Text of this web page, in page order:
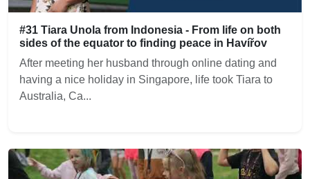
#31 Tiara Unola from Indonesia - From life on both
sides of the equator to finding peace in Havířov
After meeting her husband through online dating and
having a nice holiday in Singapore, life took Tiara to
Australia, Ca...